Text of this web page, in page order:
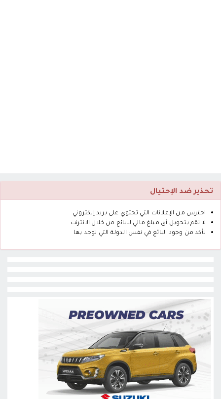
تحذير ضد الإحتيال
احترس من الإعلانات التي تحتوي على بريد إلكتروني
لا تقم بتحويل أى مبلغ مالي للبائع من خلال الانترنت
تأكد من وجود البائع في نفس الدولة التي توجد بها